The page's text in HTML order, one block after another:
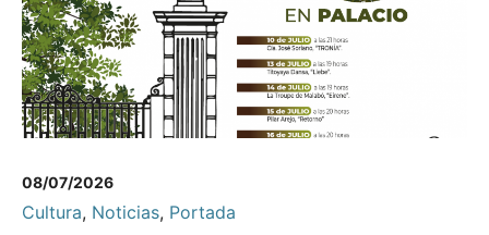
08/07/2026
Cultura, Noticias, Portada